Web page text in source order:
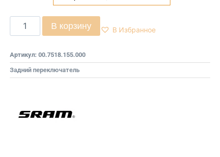
В корзину В Избранное
Артикул: 00.7518.155.000
Задний переключатель